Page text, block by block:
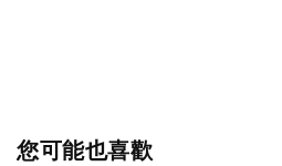
您可能也喜歡